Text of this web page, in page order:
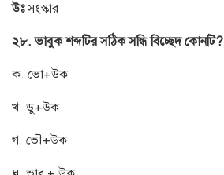
উঃসংস্কার
২৮. ভাবুক শব্দটির সঠিক সন্ধি বিচ্ছেদ কোনটি?
ক. ভো+উক
খ. ডু+উক
গ. ভৌ+উক